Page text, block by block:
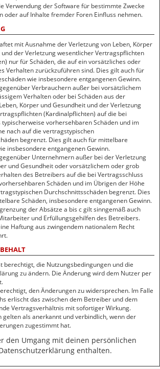
Verwendung der Software für bestimmte Zwecke
oder auf Inhalte fremder Foren Einfluss nehmen.
mit Ausnahme der Verletzung von Leben, Körper
und der Verletzung wesentlicher Vertragspflichten
nur für Schäden, die auf ein vorsätzliches oder
Verhalten zurückzuführen sind. Dies gilt auch für
wie insbesondere entgangenen Gewinn.
Verbrauchern außer bei vorsätzlichem
Verhalten oder bei Schäden aus der
Körper und Gesundheit und der Verletzung
(Kardinalpflichten) auf die bei
vorhersehbaren Schäden und im
nach auf die vertragstypischen
begrenzt. Dies gilt auch für mittelbare
insbesondere entgangenen Gewinn.
Unternehmern außer bei der Verletzung
und Gesundheit oder vorsätzlichem oder grob
des Betreibers auf die bei Vertragsschluss
Schäden und im Übrigen der Höhe
Durchschnittsschäden begrenzt. Dies
Schäden, insbesondere entgangenen Gewinn.
der Absätze a bis c gilt sinngemäß auch
und Erfüllungsgehilfen des Betreibers.
Haftung aus zwingendem nationalem Recht
berechtigt, die Nutzungsbedingungen und die
zu ändern. Die Änderung wird dem Nutzer per
den Änderungen zu widersprechen. Im Falle
erlischt das zwischen dem Betreiber und dem
Vertragsverhältnis mit sofortiger Wirkung.
gelten als anerkannt und verbindlich, wenn der
zugestimmt hat.
den Umgang mit deinen persönlichen
enthalten.